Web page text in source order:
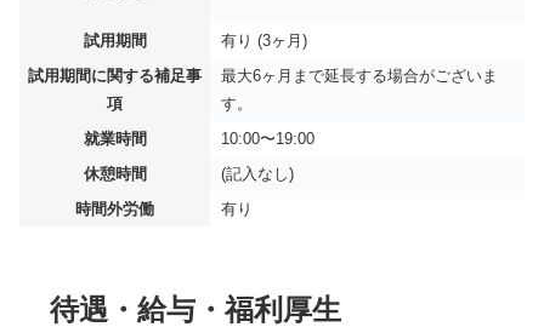
試用期間
有り (3ヶ月)
試用期間に関する補足事
項
最大6ヶ月まで延長する場合がございま
す。
就業時間
10:00〜19:00
休憩時間
(記入なし)
時間外労働
有り
待遇・給与・福利厚生